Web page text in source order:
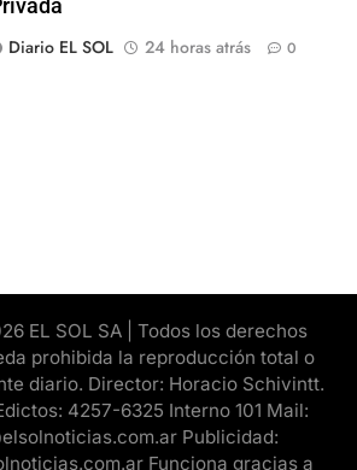
Diario EL SOL
24 horas atrás 0
EL SOL SA | Todos los derechos
prohibida la reproducción total o
diario. Director: Horacio Schivintt.
4257-6325 Interno 101 Mail:
Publicidad:
Funciona gracias a